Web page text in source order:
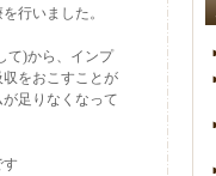
行いました。
て)から、インプ
をおこすことが
足りなくなって
す